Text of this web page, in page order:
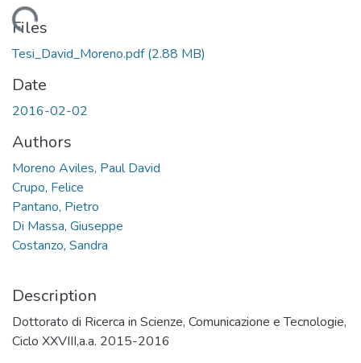
Loading...
Files
Tesi_David_Moreno.pdf(2.88 MB)
Date
2016-02-02
Authors
Moreno Aviles, Paul David
Crupo, Felice
Pantano, Pietro
Di Massa, Giuseppe
Costanzo, Sandra
Description
Dottorato di Ricerca in Scienze, Comunicazione e Tecnologie,
Ciclo XXVIII,a.a. 2015-2016